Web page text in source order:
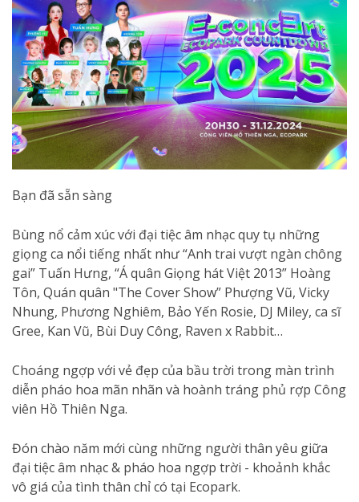
Bạn đã sẵn sàng
Bùng nổ cảm xúc với đại tiệc âm nhạc quy tụ những
giọng ca nổi tiếng nhất như “Anh trai vượt ngàn chông
gai” Tuấn Hưng, “Á quân Giọng hát Việt 2013” Hoàng
Tôn, Quán quân "The Cover Show” Phượng Vũ, Vicky
Nhung, Phương Nghiêm, Bảo Yến Rosie, DJ Miley, ca sĩ
Gree, Kan Vũ, Bùi Duy Công, Raven x Rabbit…
Choáng ngợp với vẻ đẹp của bầu trời trong màn trình
diễn pháo hoa mãn nhãn và hoành tráng phủ rợp Công
viên Hồ Thiên Nga.
Đón chào năm mới cùng những người thân yêu giữa
đại tiệc âm nhạc & pháo hoa ngợp trời - khoảnh khắc
vô giá của tình thân chỉ có tại Ecopark.